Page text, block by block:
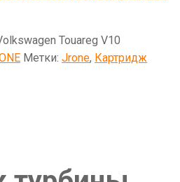
Touareg V10
Метки: Jrone, Картридж